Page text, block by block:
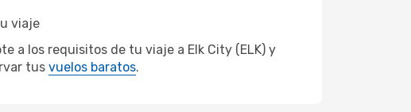
viaje
a los requisitos de tu viaje a Elk City (ELK) y
tus vuelos baratos.